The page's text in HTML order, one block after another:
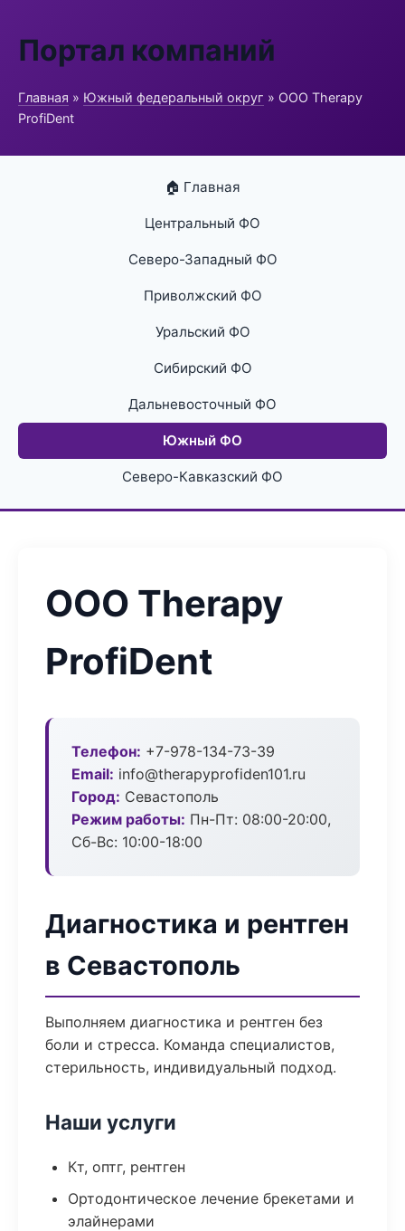
Портал компаний
Главная » Южный федеральный округ » ООО Therapy
ProfiDent
🏠 Главная
Центральный ФО
Северо-Западный ФО
Приволжский ФО
Уральский ФО
Сибирский ФО
Дальневосточный ФО
Южный ФО
Северо-Кавказский ФО
ООО Therapy
ProfiDent
Телефон: +7-978-134-73-39
Email: info@therapyprofiden101.ru
Город: Севастополь
Режим работы: Пн-Пт: 08:00-20:00,
Сб-Вс: 10:00-18:00
Диагностика и рентген
в Севастополь
Выполняем диагностика и рентген без
боли и стресса. Команда специалистов,
стерильность, индивидуальный подход.
Наши услуги
Кт, оптг, рентген
Ортодонтическое лечение брекетами и
элайнерами